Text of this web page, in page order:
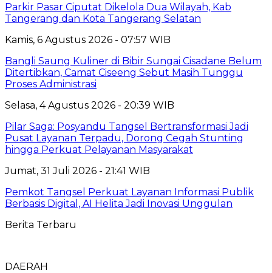
Parkir Pasar Ciputat Dikelola Dua Wilayah, Kab
Tangerang dan Kota Tangerang Selatan
Kamis, 6 Agustus 2026 - 07:57 WIB
Bangli Saung Kuliner di Bibir Sungai Cisadane Belum
Ditertibkan, Camat Ciseeng Sebut Masih Tunggu
Proses Administrasi
Selasa, 4 Agustus 2026 - 20:39 WIB
Pilar Saga: Posyandu Tangsel Bertransformasi Jadi
Pusat Layanan Terpadu, Dorong Cegah Stunting
hingga Perkuat Pelayanan Masyarakat
Jumat, 31 Juli 2026 - 21:41 WIB
Pemkot Tangsel Perkuat Layanan Informasi Publik
Berbasis Digital, AI Helita Jadi Inovasi Unggulan
Berita Terbaru
DAERAH